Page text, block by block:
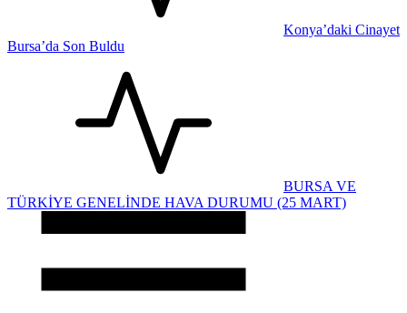
Konya’daki Cinayet
Bursa’da Son Buldu
BURSA VE
TÜRKİYE GENELİNDE HAVA DURUMU (25 MART)